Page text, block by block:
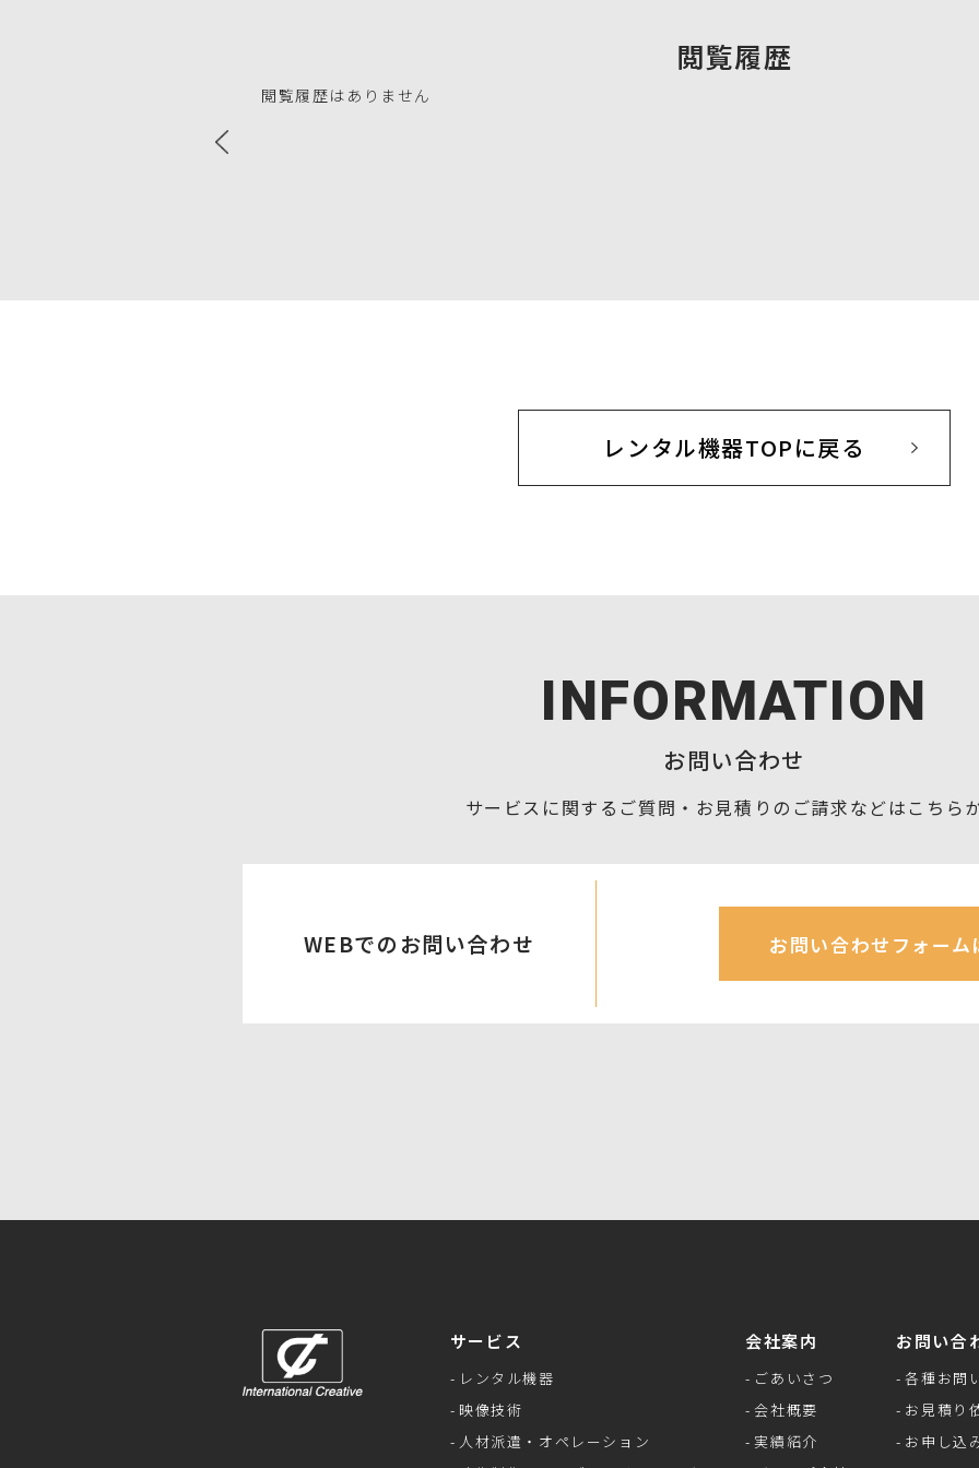
閲覧履歴
閲覧履歴はありません
レンタル機器TOPに戻る
INFORMATION
お問い合わせ
サービスに関するご質問・お見積りの ご請求などはこちら
WEBでのお問い合わせ お問い合わせフォーム
サービス
レンタル機器
映像技術
人材派遣・オペレーション
会社案内
ごあいさつ
会社概要
実績紹介
お問い合
各種お問
お見積り
お申し込